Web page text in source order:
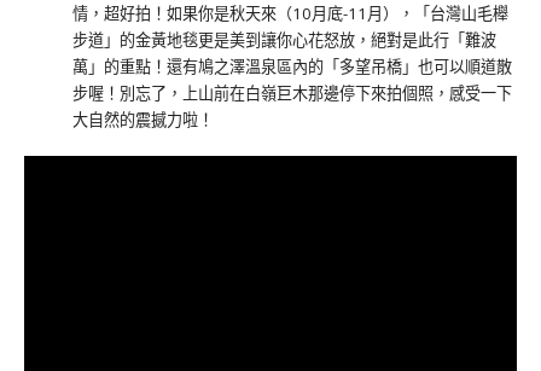
情，超好拍！如果你是秋天來（10月底-11月），「台灣山毛櫸
步道」的金黃地毯更是美到讓你心花怒放，絕對是此行「難波
萬」的重點！還有鳩之澤溫泉區內的「多望吊橋」也可以順道散
步喔！別忘了，上山前在白嶺巨木那邊停下來拍個照，感受一下
大自然的震撼力啦！